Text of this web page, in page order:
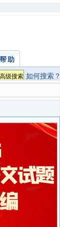
帮助
如何搜索？